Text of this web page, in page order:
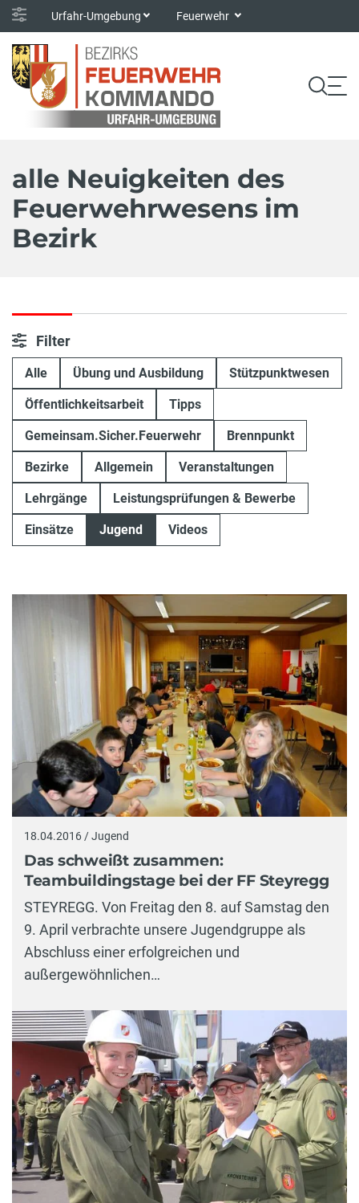
Urfahr-Umgebung Feuerwehr
alle Neuigkeiten des
Feuerwehrwesens im
Bezirk
Filter
Alle Übung und Ausbildung Stützpunktwesen
Öffentlichkeitsarbeit Tipps
Gemeinsam.Sicher.Feuerwehr Brennpunkt
Bezirke Allgemein Veranstaltungen
Lehrgänge Leistungsprüfungen & Bewerbe
Einsätze Jugend Videos
18.04.2016 / Jugend
Das schweißt zusammen:
Teambuildingstage bei der FF Steyregg
STEYREGG. Von Freitag den 8. auf Samstag den
9. April verbrachte unsere Jugendgruppe als
Abschluss einer erfolgreichen und
außergewöhnlichen…